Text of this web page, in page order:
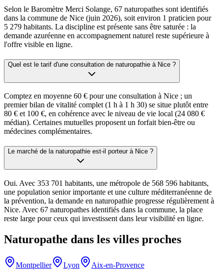
Selon le Baromètre Merci Solange, 67 naturopathes sont identifiés
dans la commune de Nice (juin 2026), soit environ 1 praticien pour
5 279 habitants. La discipline est présente sans être saturée : la
demande azuréenne en accompagnement naturel reste supérieure à
l'offre visible en ligne.
Quel est le tarif d'une consultation de naturopathie à Nice ?
Comptez en moyenne 60 € pour une consultation à Nice ; un
premier bilan de vitalité complet (1 h à 1 h 30) se situe plutôt entre
80 € et 100 €, en cohérence avec le niveau de vie local (24 080 €
médian). Certaines mutuelles proposent un forfait bien-être ou
médecines complémentaires.
Le marché de la naturopathie est-il porteur à Nice ?
Oui. Avec 353 701 habitants, une métropole de 568 596 habitants,
une population senior importante et une culture méditerranéenne de
la prévention, la demande en naturopathie progresse régulièrement à
Nice. Avec 67 naturopathes identifiés dans la commune, la place
reste large pour ceux qui investissent dans leur visibilité en ligne.
Naturopathe dans les villes proches
Montpellier Lyon Aix-en-Provence